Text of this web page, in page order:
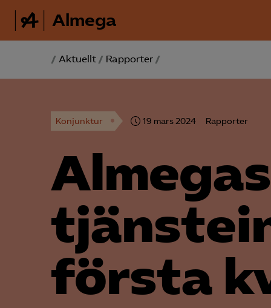
Almega
/ Aktuellt / Rapporter /
Konjunktur 19 mars 2024 Rapporter
Almegas
första